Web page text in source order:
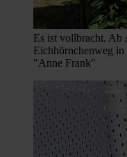
Es ist vollbracht. Ab
Eichhörnchenweg
"Anne Frank"